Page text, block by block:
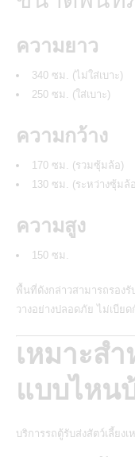
ความยาว
340 ซม. (ไม่ใส่เบาะ)
250 ซม. (ใส่เบาะ)
ความกว้าง
170 ซม. (รวมซุ้มล้อ)
130 ซม. (ระหว่างซุ้มล้
ความสูง
150 ซม.
พื้นที่ดังกล่าวสามารถรองรั
วางอย่างปลอดภัย ไม่เบียด
เหมาะส
แบบไหน
บริการรถตู้รับส่งสัตว์เลี้ยง